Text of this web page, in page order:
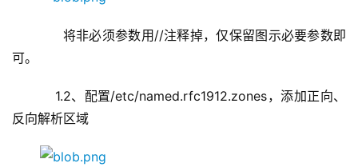
将非必须参数用//注释掉，仅保留图示必要参数即
可。
1.2、配置/etc/named.rfc1912.zones，添加正向、
反向解析区域